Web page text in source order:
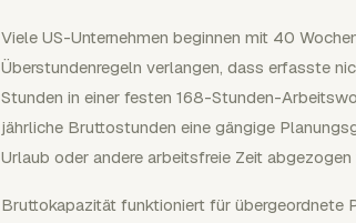
Viele US-Unternehmen beginnen mit 40
Überstundenregeln verlangen, dass erfasste
Stunden in einer festen 168-Stunden-
jährliche Bruttostunden eine gängige
Urlaub oder andere arbeitsfreie Zeit abgezogen
Bruttokapazität funktioniert für übergeordnete